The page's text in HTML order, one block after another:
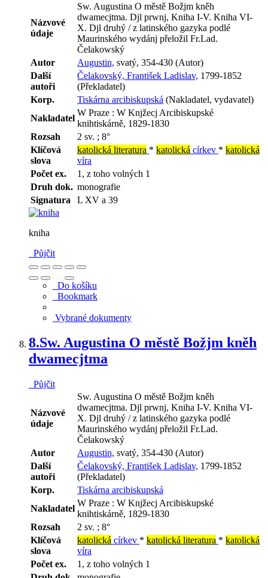
Názvové
údaje
Sw. Augustina O městě Božjm kněh
dwamecjtma. Djl prwnj, Kniha I-V. Kniha VI-
X. Djl druhý / z latinského gazyka podlé
Maurinského wydánj přeložil Fr.Lad.
Čelakowský
Autor
Augustin, svatý, 354-430 (Autor)
Další
autoři
Čelakovský, František Ladislav, 1799-1852
(Překladatel)
Korp.
Tiskárna arcibiskupská (Nakladatel, vydavatel)
Nakladatel
W Praze : W Knjžecj Arcibiskupské
knihtiskárně, 1829-1830
Rozsah
2 sv. ; 8°
Klíčová
slova
katolická literatura * katolická církev * katolická
víra
Počet ex.
1, z toho volných 1
Druh dok. monografie
Signatura
L XV a 39
kniha
Půjčit
Do košíku
Bookmark
Vybrané dokumenty
8.Sw. Augustina O městě Božjm kněh
dwamecjtma
Půjčit
Názvové
údaje
Sw. Augustina O městě Božjm kněh
dwamecjtma. Djl prwnj, Kniha I-V. Kniha VI-
X. Djl druhý / z latinského gazyka podlé
Maurinského wydánj přeložil Fr.Lad.
Čelakowský
Autor
Augustin, svatý, 354-430 (Autor)
Další
autoři
Čelakovský, František Ladislav, 1799-1852
(Překladatel)
Korp.
Tiskárna arcibiskupská
Nakladatel
W Praze : W Knjžecj Arcibiskupské
knihtiskárně, 1829-1830
Rozsah
2 sv. ; 8°
Klíčová
slova
katolická církev * katolická literatura * katolická
víra
Počet ex.
1, z toho volných 1